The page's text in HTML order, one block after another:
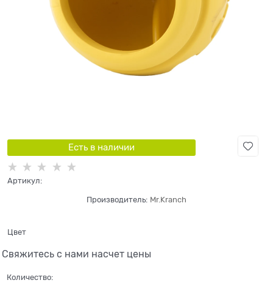
Есть в наличии
Артикул:
Производитель: Mr.Kranch
Цвет
Свяжитесь с нами насчет цены
Количество: